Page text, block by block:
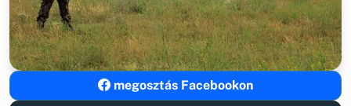
megosztás Facebookon